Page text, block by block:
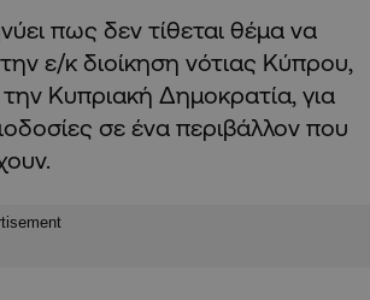
πως δεν τίθεται θέμα να
ε/κ διοίκηση νότιας Κύπρου,
Κυπριακή Δημοκρατία, για
σε ένα περιβάλλον που